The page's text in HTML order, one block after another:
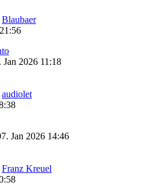
Blaubaer
2026 11:18
audiolet
Jan 2026 14:46
Franz Kreuel